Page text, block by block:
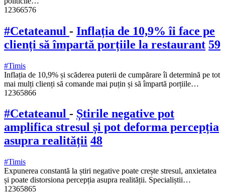
12366576
#Cetateanul - Inflația de 10,9% îi face pe
clienți să împartă porțiile la restaurant 59
#Timis
Inflația de 10,9% și scăderea puterii de cumpărare îi determină pe tot
mai mulți clienți să comande mai puțin și să împartă porțiile…
12365866
#Cetateanul - Știrile negative pot
amplifica stresul și pot deforma percepția
asupra realității 48
#Timis
Expunerea constantă la știri negative poate crește stresul, anxietatea
și poate distorsiona percepția asupra realității. Specialiștii…
12365865